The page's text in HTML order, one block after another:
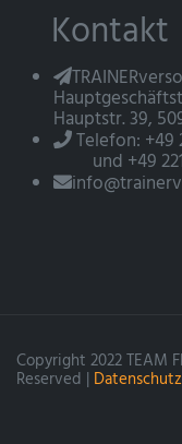
Kontakt
Hauptstr. 39,
Telefon: +49
und +49 221
Copyright 2022 TEAM
Reserved | Datenschutz